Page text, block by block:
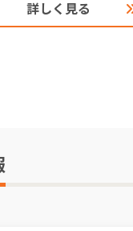
詳しく見る